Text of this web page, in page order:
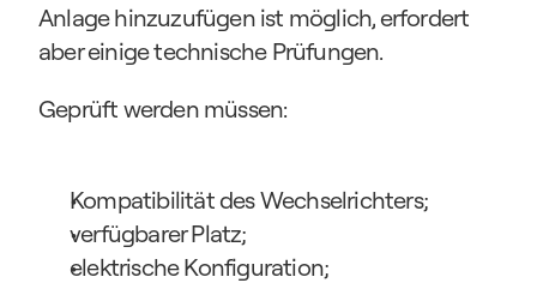
Anlage hinzuzufügen ist möglich, erfordert
aber einige technische Prüfungen.
Geprüft werden müssen:
Kompatibilität des Wechselrichters;
verfügbarer Platz;
elektrische Konfiguration;